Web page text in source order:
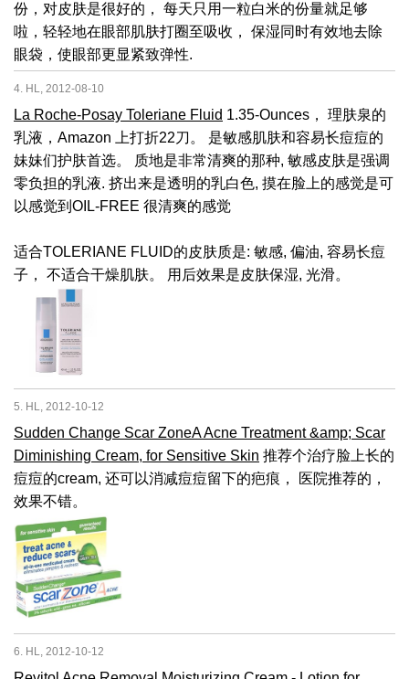
份，对皮肤是很好的， 每天只用一粒白米的份量就足够
啦，轻轻地在眼部肌肤打圈至吸收， 保湿同时有效地去除
眼袋，使眼部更显紧致弹性.
4. HL, 2012-08-10
La Roche-Posay Toleriane Fluid 1.35-Ounces， 理肤泉的
乳液，Amazon 上打折22刀。 是敏感肌肤和容易长痘痘的
妹妹们护肤首选。 质地是非常清爽的那种, 敏感皮肤是强调
零负担的乳液. 挤出来是透明的乳白色, 摸在脸上的感觉是可
以感觉到OIL-FREE 很清爽的感觉
适合TOLERIANE FLUID的皮肤质是: 敏感, 偏油, 容易长痘
子， 不适合干燥肌肤。 用后效果是皮肤保湿, 光滑。
5. HL, 2012-10-12
Sudden Change Scar ZoneA Acne Treatment &amp; Scar
Diminishing Cream, for Sensitive Skin 推荐个治疗脸上长的
痘痘的cream, 还可以消减痘痘留下的疤痕， 医院推荐的，
效果不错。
6. HL, 2012-10-12